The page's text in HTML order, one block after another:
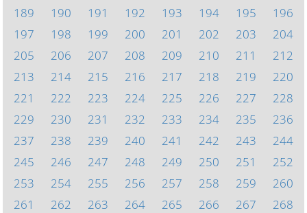
189
190 191 192 193 194 195
196
197
198 199 200 201 202 203
204
205
206 207 208 209 210 211
212
213
214 215 216 217 218 219
220
221
222 223 224 225 226 227
228
229
230 231 232 233 234 235
236
237
238 239 240 241 242 243
244
245
246 247 248 249 250 251
252
253
254 255 256 257 258 259
260
261
262 263 264 265 266 267
268